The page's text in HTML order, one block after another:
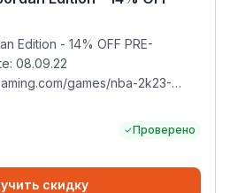
Edition - 14% OFF PRE-
08.09.22
games/nba-2k23-
Проверено
скидку